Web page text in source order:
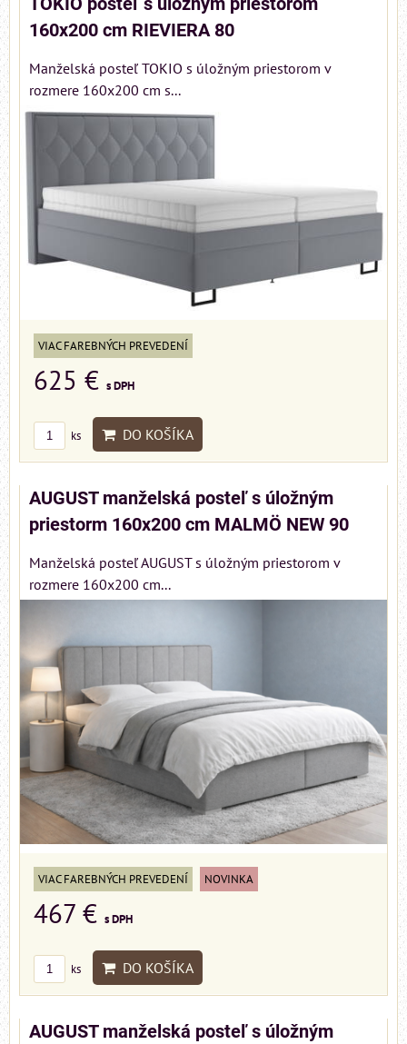
160x200 cm RIEVIERA 80
Manželská posteľ TOKIO s úložným priestorom v
rozmere 160x200 cm s...
VIAC FAREBNÝCH PREVEDENÍ
625 € s DPH
ks DO KOŠÍKA
AUGUST manželská posteľ s úložným
priestorm 160x200 cm MALMÖ NEW 90
Manželská posteľ AUGUST s úložným priestorom v
rozmere 160x200 cm...
VIAC FAREBNÝCH PREVEDENÍ NOVINKA
467 € s DPH
ks DO KOŠÍKA
AUGUST manželská posteľ s úložným